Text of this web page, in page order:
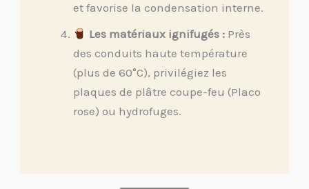
et favorise la condensation interne.
Les matériaux ignifugés : Près
des conduits haute température
(plus de 60°C), privilégiez les
plaques de plâtre coupe-feu (Placo
rose) ou hydrofuges.